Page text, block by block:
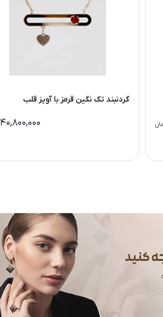
گردنبند تک نگین قرمز با آویز قلب
40,800,000